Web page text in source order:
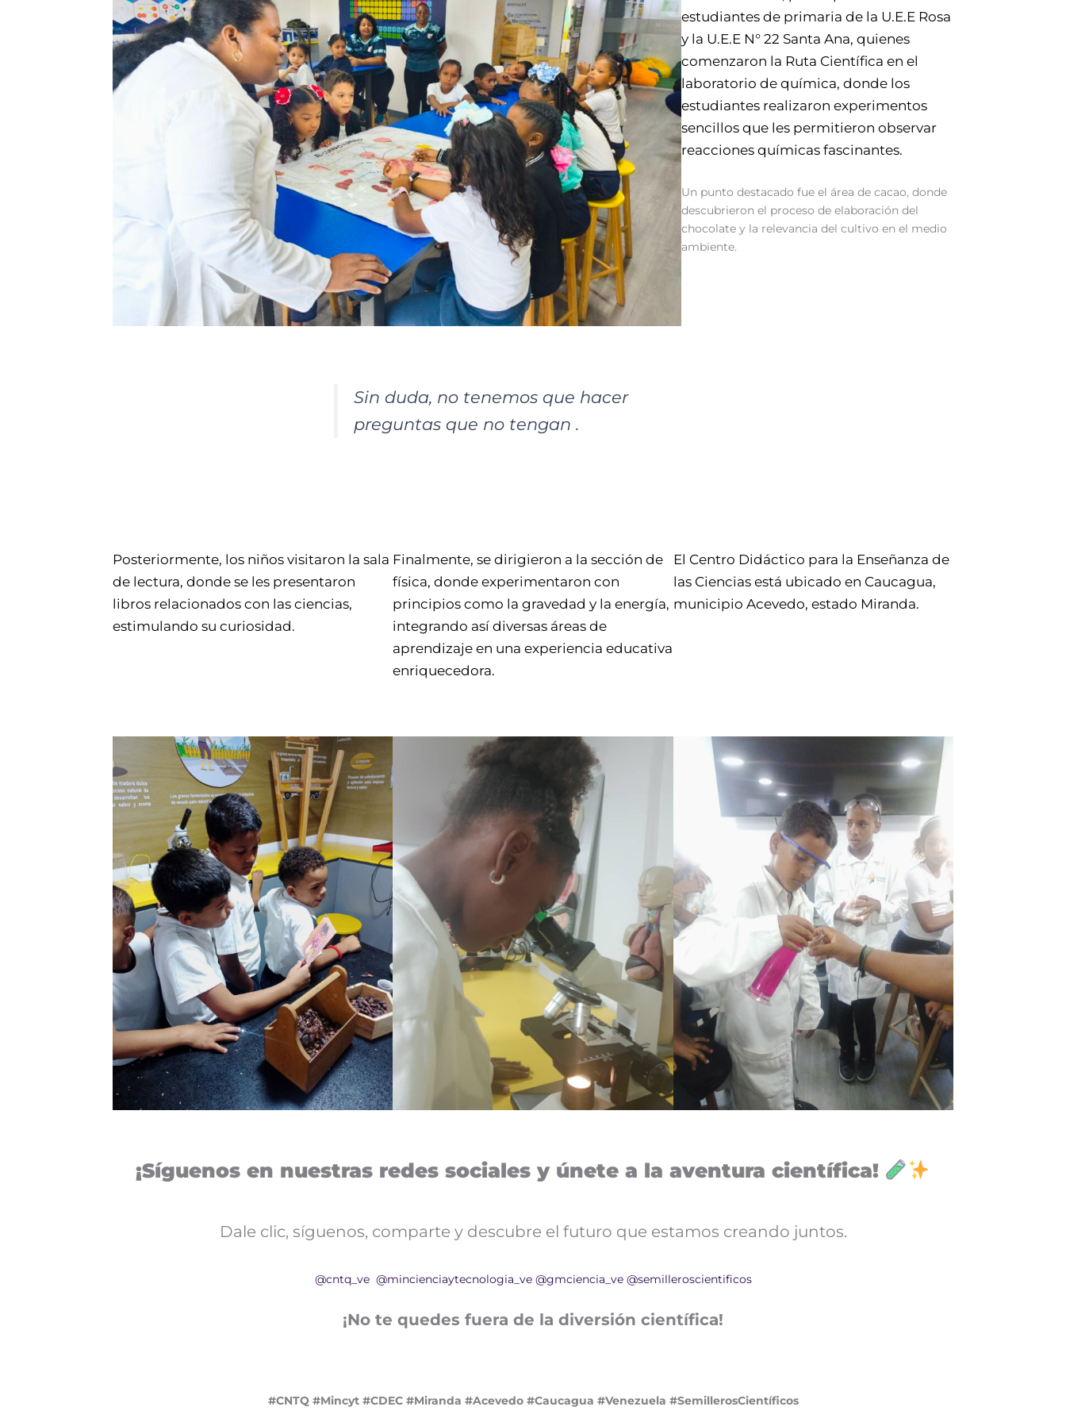
estudiantes de primaria de la U.E.E Rosa
y la U.E.E N° 22 Santa Ana, quienes
comenzaron la Ruta Científica en el
laboratorio de química, donde los
estudiantes realizaron experimentos
sencillos que les permitieron observar
reacciones químicas fascinantes.
Un punto destacado fue el área de cacao, donde
descubrieron el proceso de elaboración del
chocolate y la relevancia del cultivo en el medio
ambiente.
Sin duda, no tenemos que hacer
preguntas que no tengan .
Posteriormente, los niños visitaron la sala
de lectura, donde se les presentaron
libros relacionados con las ciencias,
estimulando su curiosidad.
Finalmente, se dirigieron a la sección de
física, donde experimentaron con
principios como la gravedad y la energía,
integrando así diversas áreas de
aprendizaje en una experiencia educativa
enriquecedora.
El Centro Didáctico para la Enseñanza de
las Ciencias está ubicado en Caucagua,
municipio Acevedo, estado Miranda.
¡Síguenos en nuestras redes sociales y únete a la aventura científica!
Dale clic, síguenos, comparte y descubre el futuro que estamos creando juntos.
@cntq_ve @mincienciaytecnologia_ve @gmciencia_ve @semilleroscientificos
¡No te quedes fuera de la diversión científica!
#CNTQ #Mincyt #CDEC #Miranda #Acevedo #Caucagua #Venezuela #SemillerosCientíficos